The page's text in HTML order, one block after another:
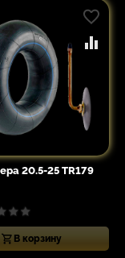
20.5-25 TR179
В корзину